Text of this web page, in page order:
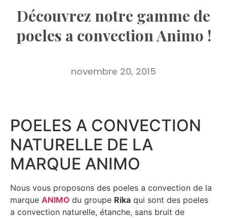
Découvrez notre gamme de
poeles a convection Animo !
novembre 20, 2015
POELES A CONVECTION
NATURELLE DE LA
MARQUE ANIMO
Nous vous proposons des poeles a convection de la
marque ANIMO du groupe Rika qui sont des poeles
a convection naturelle, étanche, sans bruit de